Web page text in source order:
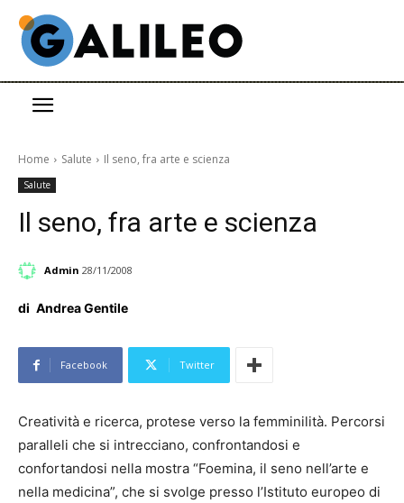
Home Salute Il seno, fra arte e scienza
Salute
Il seno, fra arte e scienza
Admin 28/11/2008
di Andrea Gentile
Facebook Twitter
Creatività e ricerca, protese verso la femminilità. Percorsi
paralleli che si intrecciano, confrontandosi e
confortandosi nella mostra “Foemina, il seno nell’arte e
nella medicina”, che si svolge presso l’Istituto europeo di